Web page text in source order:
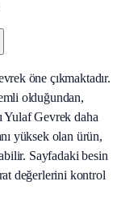
öne çıkmaktadır.
olduğundan,
Yulaf Gevrek daha
yüksek olan ürün,
Sayfadaki besin
değerlerini kontrol